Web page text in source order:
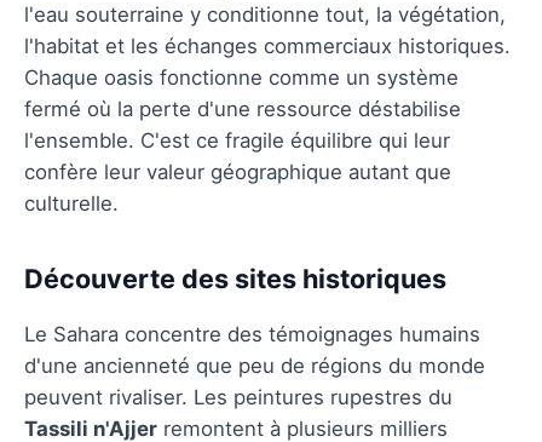
l'eau souterraine y conditionne tout, la végétation,
l'habitat et les échanges commerciaux historiques.
Chaque oasis fonctionne comme un système
fermé où la perte d'une ressource déstabilise
l'ensemble. C'est ce fragile équilibre qui leur
confère leur valeur géographique autant que
culturelle.
Découverte des sites historiques
Le Sahara concentre des témoignages humains
d'une ancienneté que peu de régions du monde
peuvent rivaliser. Les peintures rupestres du
Tassili n'Ajjer remontent à plusieurs milliers